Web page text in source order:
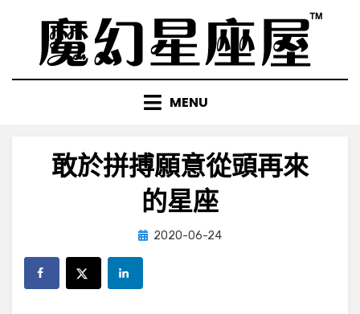
content
MENU
敢於拼搏願意從頭再來
的星座
by小編
Posted
2020-06-24